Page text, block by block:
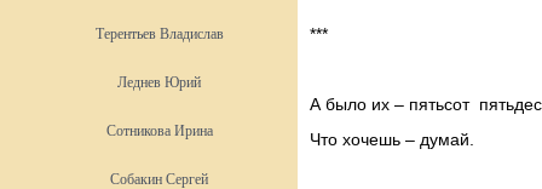
Терентьев Владислав
Леднев Юрий
Сотникова Ирина
Собакин Сергей
***
А было их – пятьсот
Что хочешь – думай.